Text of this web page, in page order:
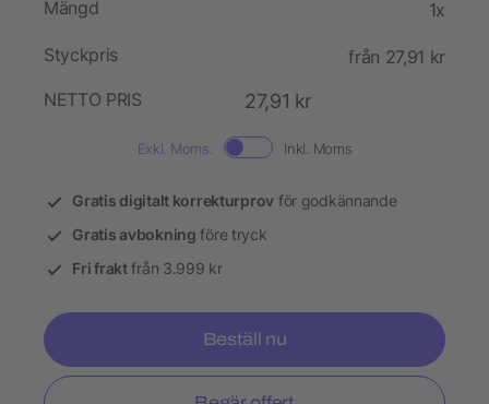
Mängd 1x
Styckpris
från 27,91 kr
NETTO PRIS
27,91 kr
Exkl. Moms. Inkl. Moms
Gratis digitalt korrekturprov för godkännande
Gratis avbokning före tryck
Fri fraktfrån 3.999 kr
Beställ nu